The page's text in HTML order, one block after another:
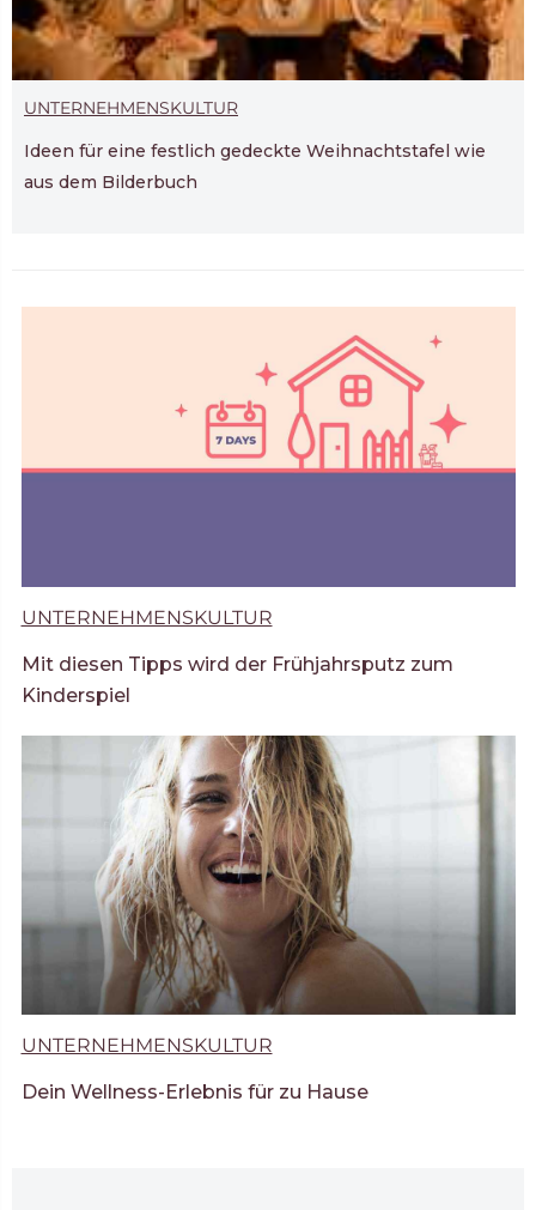
UNTERNEHMENSKULTUR
Ideen für eine festlich gedeckte Weihnachtstafel wie
aus dem Bilderbuch
UNTERNEHMENSKULTUR
Mit diesen Tipps wird der Frühjahrsputz zum
Kinderspiel
UNTERNEHMENSKULTUR
Dein Wellness-Erlebnis für zu Hause